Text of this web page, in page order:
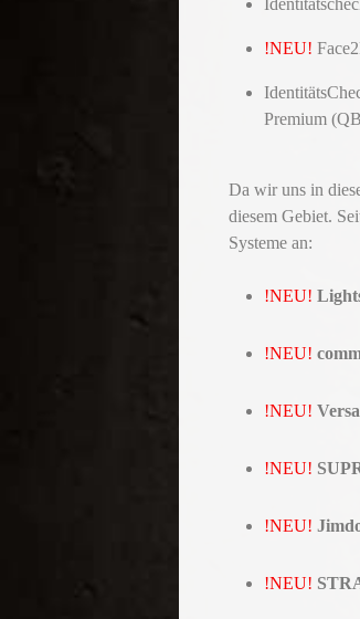
!NEU!
Premium
Da wir uns in
diesem Gebiet.
Systeme an:
!NEU!
!NEU!
!NEU!
!NEU!
!NEU!
!NEU!